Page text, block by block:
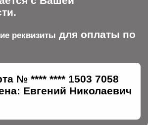
реквизиты для оплаты по
№ **** **** 1503 7058
Евгений Николаевич